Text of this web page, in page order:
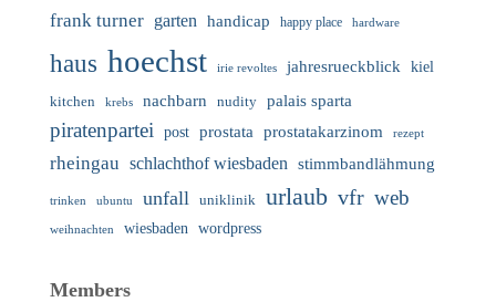
frank turner garten handicap happy place hardware
haus hoechst irie revoltes jahresrueckblick kiel
kitchen krebs nachbarn nudity palais sparta
piratenpartei post prostata prostatakarzinom rezept
rheingau schlachthof wiesbaden stimmbandlähmung
trinken ubuntu unfall uniklinik urlaub vfr web
weihnachten wiesbaden wordpress
Members